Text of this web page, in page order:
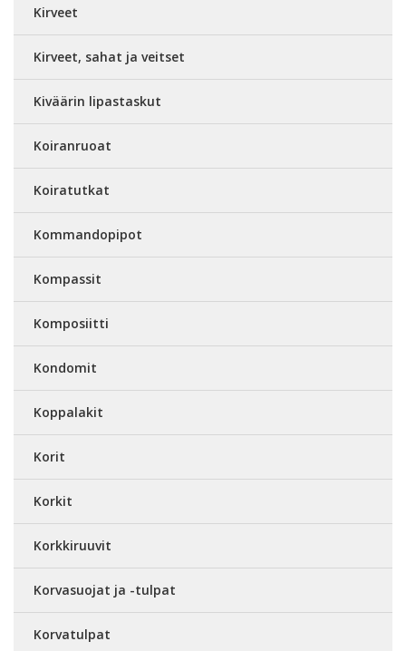
Kirveet
Kirveet, sahat ja veitset
Kiväärin lipastaskut
Koiranruoat
Koiratutkat
Kommandopipot
Kompassit
Komposiitti
Kondomit
Koppalakit
Korit
Korkit
Korkkiruuvit
Korvasuojat ja -tulpat
Korvatulpat